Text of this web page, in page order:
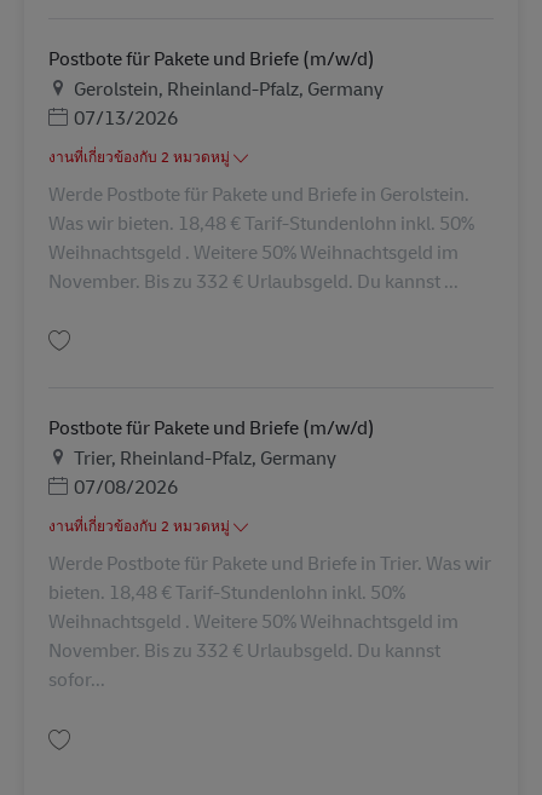
Postbote für Pakete und Briefe (m/w/d)
สถานที่
Gerolstein, Rheinland-Pfalz, Germany
Posted Date
07/13/2026
งานที่เกี่ยวข้องกับ 2 หมวดหมู่
Werde Postbote für Pakete und Briefe in Gerolstein.
Was wir bieten. 18,48 € Tarif-Stundenlohn inkl. 50%
Weihnachtsgeld . Weitere 50% Weihnachtsgeld im
November. Bis zu 332 € Urlaubsgeld. Du kannst ...
Postbote für Pakete und Briefe (m/w/d)
สถานที่
Trier, Rheinland-Pfalz, Germany
Posted Date
07/08/2026
งานที่เกี่ยวข้องกับ 2 หมวดหมู่
Werde Postbote für Pakete und Briefe in Trier. Was wir
bieten. 18,48 € Tarif-Stundenlohn inkl. 50%
Weihnachtsgeld . Weitere 50% Weihnachtsgeld im
November. Bis zu 332 € Urlaubsgeld. Du kannst
sofor...